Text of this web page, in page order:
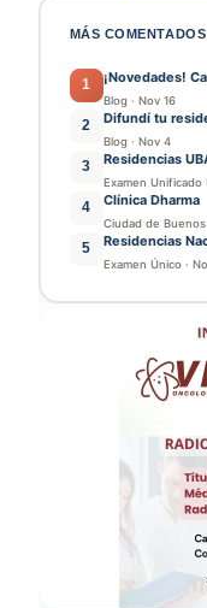
MÁS COMENTADOS
1 ¡Novedades!
Blog · Nov 16
2 Difundí tu
Blog · Nov 4
3 Residencias
Examen Unificado
4 Clínica Dharma
Ciudad de
5 Residencias
Examen Único ·